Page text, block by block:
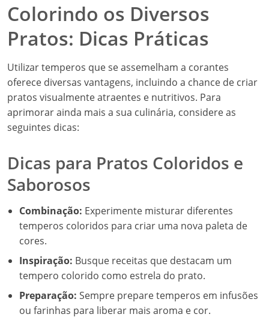
Colorindo os Diversos
Pratos: Dicas Práticas
Utilizar temperos que se assemelham a corantes
oferece diversas vantagens, incluindo a chance de criar
pratos visualmente atraentes e nutritivos. Para
aprimorar ainda mais a sua culinária, considere as
seguintes dicas:
Dicas para Pratos Coloridos e
Saborosos
Combinação: Experimente misturar diferentes
temperos coloridos para criar uma nova paleta de
cores.
Inspiração: Busque receitas que destacam um
tempero colorido como estrela do prato.
Preparação: Sempre prepare temperos em infusões
ou farinhas para liberar mais aroma e cor.